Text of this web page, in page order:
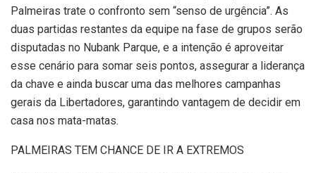
Palmeiras trate o confronto sem “senso de urgência”. As
duas partidas restantes da equipe na fase de grupos serão
disputadas no Nubank Parque, e a intenção é aproveitar
esse cenário para somar seis pontos, assegurar a liderança
da chave e ainda buscar uma das melhores campanhas
gerais da Libertadores, garantindo vantagem de decidir em
casa nos mata-matas.
PALMEIRAS TEM CHANCE DE IR A EXTREMOS